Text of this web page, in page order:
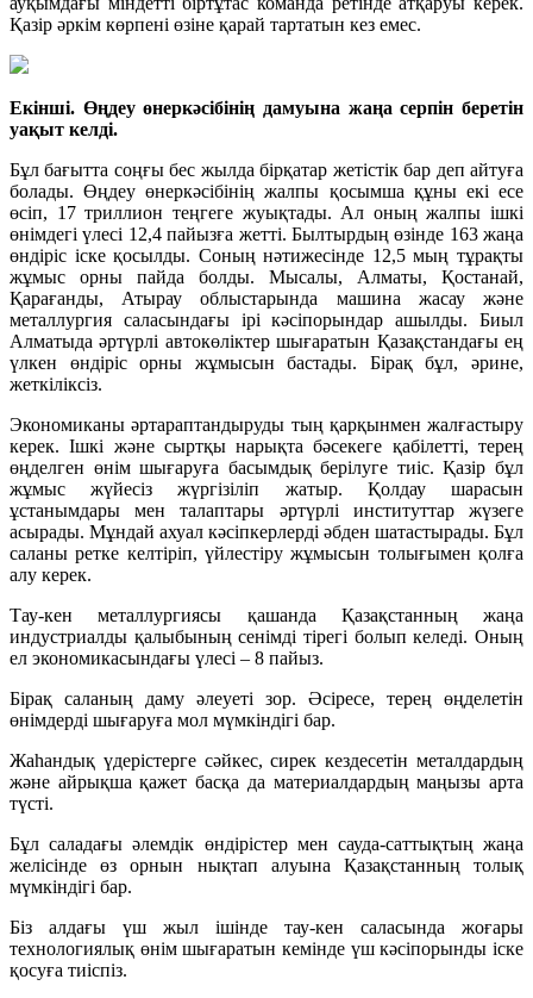
Қазір әркім көрпені өзіне қарай тартатын кез емес.
Екінші. Өңдеу өнеркәсібінің дамуына жаңа серпін беретін
уақыт келді.
Бұл бағытта соңғы бес жылда бірқатар жетістік бар деп айтуға
болады. Өңдеу өнеркәсібінің жалпы қосымша құны екі есе
өсіп, 17 триллион теңгеге жуықтады. Ал оның жалпы ішкі
өнімдегі үлесі 12,4 пайызға жетті. Былтырдың өзінде 163 жаңа
өндіріс іске қосылды. Соның нәтижесінде 12,5 мың тұрақты
жұмыс орны пайда болды. Мысалы, Алматы, Қостанай,
Қарағанды, Атырау облыстарында машина жасау және
металлургия саласындағы ірі кәсіпорындар ашылды. Биыл
Алматыда әртүрлі автокөліктер шығаратын Қазақстандағы ең
үлкен өндіріс орны жұмысын бастады. Бірақ бұл, әрине,
жеткіліксіз.
Экономиканы әртараптандыруды тың қарқынмен жалғастыру
керек. Ішкі және сыртқы нарықта бәсекеге қабілетті, терең
өңделген өнім шығаруға басымдық берілуге тиіс. Қазір бұл
жұмыс жүйесіз жүргізіліп жатыр. Қолдау шарасын
ұстанымдары мен талаптары әртүрлі институттар жүзеге
асырады. Мұндай ахуал кәсіпкерлерді әбден шатастырады. Бұл
саланы ретке келтіріп, үйлестіру жұмысын толығымен қолға
алу керек.
Тау-кен металлургиясы қашанда Қазақстанның жаңа
индустриалды қалыбының сенімді тірегі болып келеді. Оның
ел экономикасындағы үлесі – 8 пайыз.
Бірақ саланың даму әлеуеті зор. Әсіресе, терең өңделетін
өнімдерді шығаруға мол мүмкіндігі бар.
Жаһандық үдерістерге сәйкес, сирек кездесетін металдардың
және айрықша қажет басқа да материалдардың маңызы арта
түсті.
Бұл саладағы әлемдік өндірістер мен сауда-саттықтың жаңа
желісінде өз орнын нықтап алуына Қазақстанның толық
мүмкіндігі бар.
Біз алдағы үш жыл ішінде тау-кен саласында жоғары
технологиялық өнім шығаратын кемінде үш кәсіпорынды іске
қосуға тиіспіз.